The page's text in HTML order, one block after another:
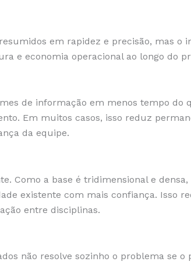
em rapidez e precisão, mas o
e economia operacional ao longo do
de informação em menos tempo do
Em muitos casos, isso reduz
da equipe.
Como a base é tridimensional e densa,
existente com mais confiança. Isso
entre disciplinas.
não resolve sozinho o problema se o